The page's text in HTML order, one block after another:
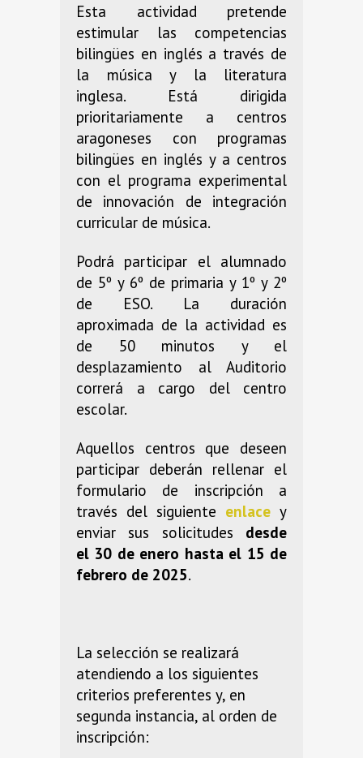
Esta actividad pretende
estimular las competencias
bilingües en inglés a través de
la música y la literatura
inglesa. Está dirigida
prioritariamente a centros
aragoneses con programas
bilingües en inglés y a centros
con el programa experimental
de innovación de integración
curricular de música.
Podrá participar el alumnado
de 5º y 6º de primaria y 1º y 2º
de ESO. La duración
aproximada de la actividad es
de 50 minutos y el
desplazamiento al Auditorio
correrá a cargo del centro
escolar.
Aquellos centros que deseen
participar deberán rellenar el
formulario de inscripción a
través del siguiente enlace y
enviar sus solicitudes desde
el 30 de enero hasta el 15 de
febrero de 2025.
La selección se realizará
atendiendo a los siguientes
criterios preferentes y, en
segunda instancia, al orden de
inscripción: